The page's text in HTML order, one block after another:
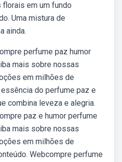
florais em um fundo
Uma mistura de
ainda.
perfume paz humor
mais sobre nossas
em milhões de
do perfume paz e
combina leveza e alegria.
paz e humor perfume
mais sobre nossas
em milhões de
Webcompre perfume